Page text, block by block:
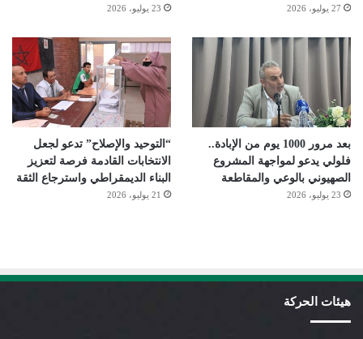
27 يوليو، 2026 23 يوليو، 2026
بعد مرور 1000 يوم من الإبادة..
فلولي يدعو لمواجهة المشروع
الصهيوني بالوعي والمقاطعة
23 يوليو، 2026
“التوحيد والإصلاح” تدعو لجعل
الانتخابات القادمة فرصة لتعزيز
البناء الديمقراطي واسترجاع الثقة
21 يوليو، 2026
هيئات الحركة